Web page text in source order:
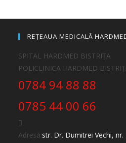
REȚEAUA MEDICALĂ
SPITAL HARDMED BISTRIȚA
POLICLINICA HARDMED
0784 94 88 88
0785 44 00 66
Adresă:str. Dr. Dumitrei Vechi,